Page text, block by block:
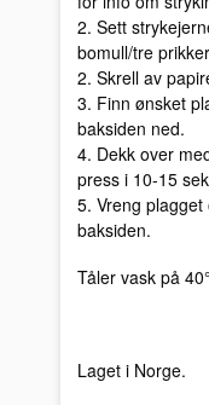
2. Sett
bomull/tre
2. Skrell av
3. Finn ønsket
baksiden ned.
4. Dekk over
press i 10-15
5. Vreng
baksiden.
Tåler vask på
Laget i Norge.